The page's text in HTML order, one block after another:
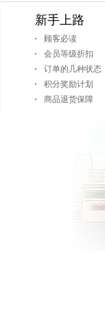
新手上路
顾客必读
会员等级折扣
订单的几种状态
积分奖励计划
商品退货保障